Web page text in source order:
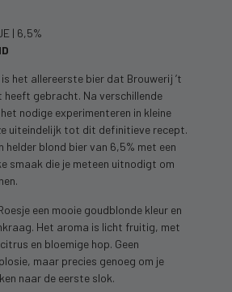
| 6,5%
is het allereerste bier dat Brouwerij ’t
heeft gebracht. Na verschillende
nodige experimenteren in kleine
uiteindelijk tot dit definitieve recept.
helder blond bier van 6,5% met een
smaak die je meteen uitnodigt om
een mooie goudblonde kleur en
Het aroma is licht fruitig, met
en bloemige hop. Geen
maar precies genoeg om je
naar de eerste slok.